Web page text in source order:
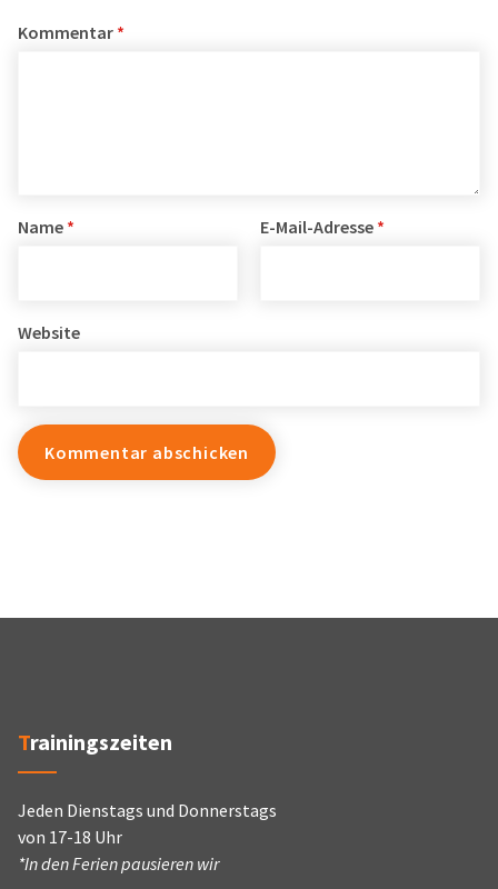
Kommentar *
Name * E-Mail-Adresse *
Website
Trainingszeiten
Jeden Dienstags und Donnerstags
von 17-18 Uhr
*In den Ferien pausieren wir